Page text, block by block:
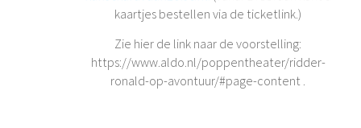
kaartjes bestellen via de ticketlink.)
Zie hier de link naar de voorstelling:
https://www.aldo.nl/poppentheater/ridder-
ronald-op-avontuur/#page-content .